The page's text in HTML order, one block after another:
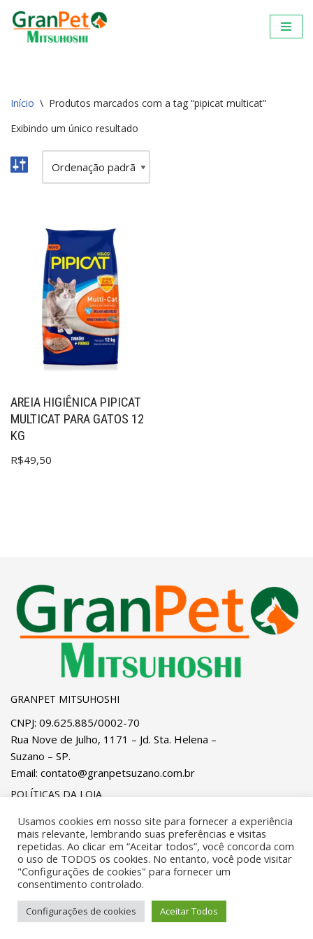
Pular
Início \ Produtos marcados com a tag “pipicat multicat”
Exibindo um único resultado
AREIA HIGIÊNICA PIPICAT
MULTICAT PARA GATOS 12
KG
R$49,50
GRANPET MITSUHOSHI
CNPJ: 09.625.885/0002-70
Rua Nove de Julho, 1171 – Jd. Sta. Helena –
Suzano – SP.
Email: contato@granpetsuzano.com.br
POLÍTICAS DA LOJA
PrivacidadeeCookies
Pagamentos
Trocas, Devoluções e Reembolsos
Entregas
Desenvolvido porOSA IT Solutions. Todos os direitos
reservados.
Usamos cookies em nosso site para fornecer a experiência
mais relevante, lembrando suas preferências e visitas
repetidas. Ao clicar em “Aceitar todos”, você concorda com
o uso de TODOS os cookies. No entanto, você pode visitar
"Configurações de cookies" para fornecer um
consentimento controlado.
Configurações de cookies Aceitar Todos